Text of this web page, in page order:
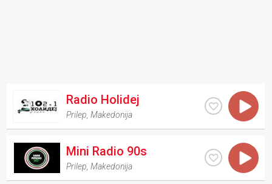
Radio Holidej
Prilep ,Makedonija
Mini Radio 90s
Prilep ,Makedonija